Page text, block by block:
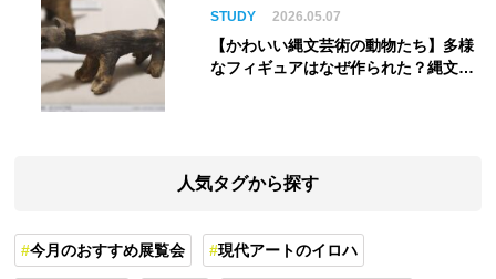
STUDY 2026.05.07
【かわいい縄文芸術の動物たち】多様
なフィギュアはなぜ作られた？縄文人
人気タグから探す
今月のおすすめ展覧会 現代アートのイロハ